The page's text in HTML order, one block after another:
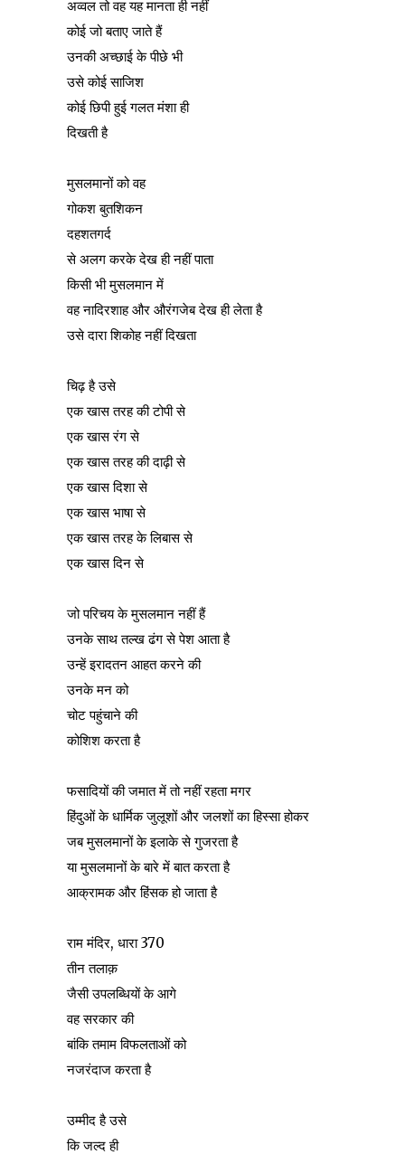
अव्वल तो वह यह मानता ही नहीं
कोई जो बताए जाते हैं
उनकी अच्छाई के पीछे भी
उसे कोई साजिश
कोई छिपी हुई गलत मंशा ही
दिखती है
मुसलमानों को वह
गोकश बुतशिकन
दहशतगर्द
से अलग करके देख ही नहीं पाता
किसी भी मुसलमान में
वह नादिरशाह और औरंगजेब देख ही लेता है
उसे दारा शिकोह नहीं दिखता
चिढ़ है उसे
एक खास तरह की टोपी से
एक खास रंग से
एक खास तरह की दाढ़ी से
एक खास दिशा से
एक खास भाषा से
एक खास तरह के लिबास से
एक खास दिन से
जो परिचय के मुसलमान नहीं हैं
उनके साथ तल्ख ढंग से पेश आता है
उन्हें इरादतन आहत करने की
उनके मन को
चोट पहुंचाने की
कोशिश करता है
फसादियों की जमात में तो नहीं रहता मगर
हिंदुओं के धार्मिक जुलूशों और जलशों का हिस्सा होकर
जब मुसलमानों के इलाके से गुजरता है
या मुसलमानों के बारे में बात करता है
आक्रामक और हिंसक हो जाता है
राम मंदिर, धारा 370
तीन तलाक़
जैसी उपलब्धियों के आगे
वह सरकार की
बांकि तमाम विफलताओं को
नजरंदाज करता है
उम्मीद है उसे
कि जल्द ही